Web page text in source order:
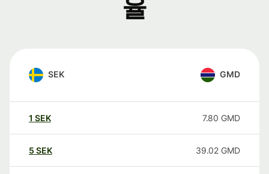
율
SEK GMD
1 SEK 7.80 GMD
5 SEK 39.02 GMD